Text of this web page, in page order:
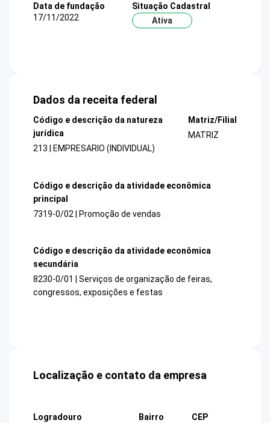
Data de fundação
17/11/2022
Situação Cadastral
Ativa
Dados da receita federal
Código e descrição da natureza
jurídica
213 | EMPRESARIO (INDIVIDUAL)
Matriz/Filial
MATRIZ
Código e descrição da atividade econômica
principal
7319-0/02 | Promoção de vendas
Código e descrição da atividade econômica
secundária
8230-0/01 | Serviços de organização de feiras,
congressos, exposições e festas
Localização e contato da empresa
Logradouro
Bairro
CEP